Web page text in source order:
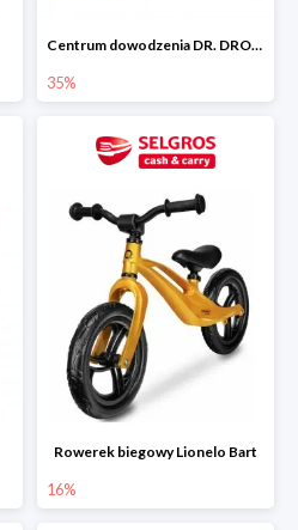
Centrum dowodzenia DR. DRONE‘A
35%
Rowerek biegowy Lionelo Bart
16%